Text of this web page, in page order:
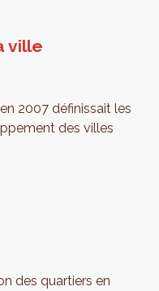
ville
2007 définissait les
des villes
des quartiers en